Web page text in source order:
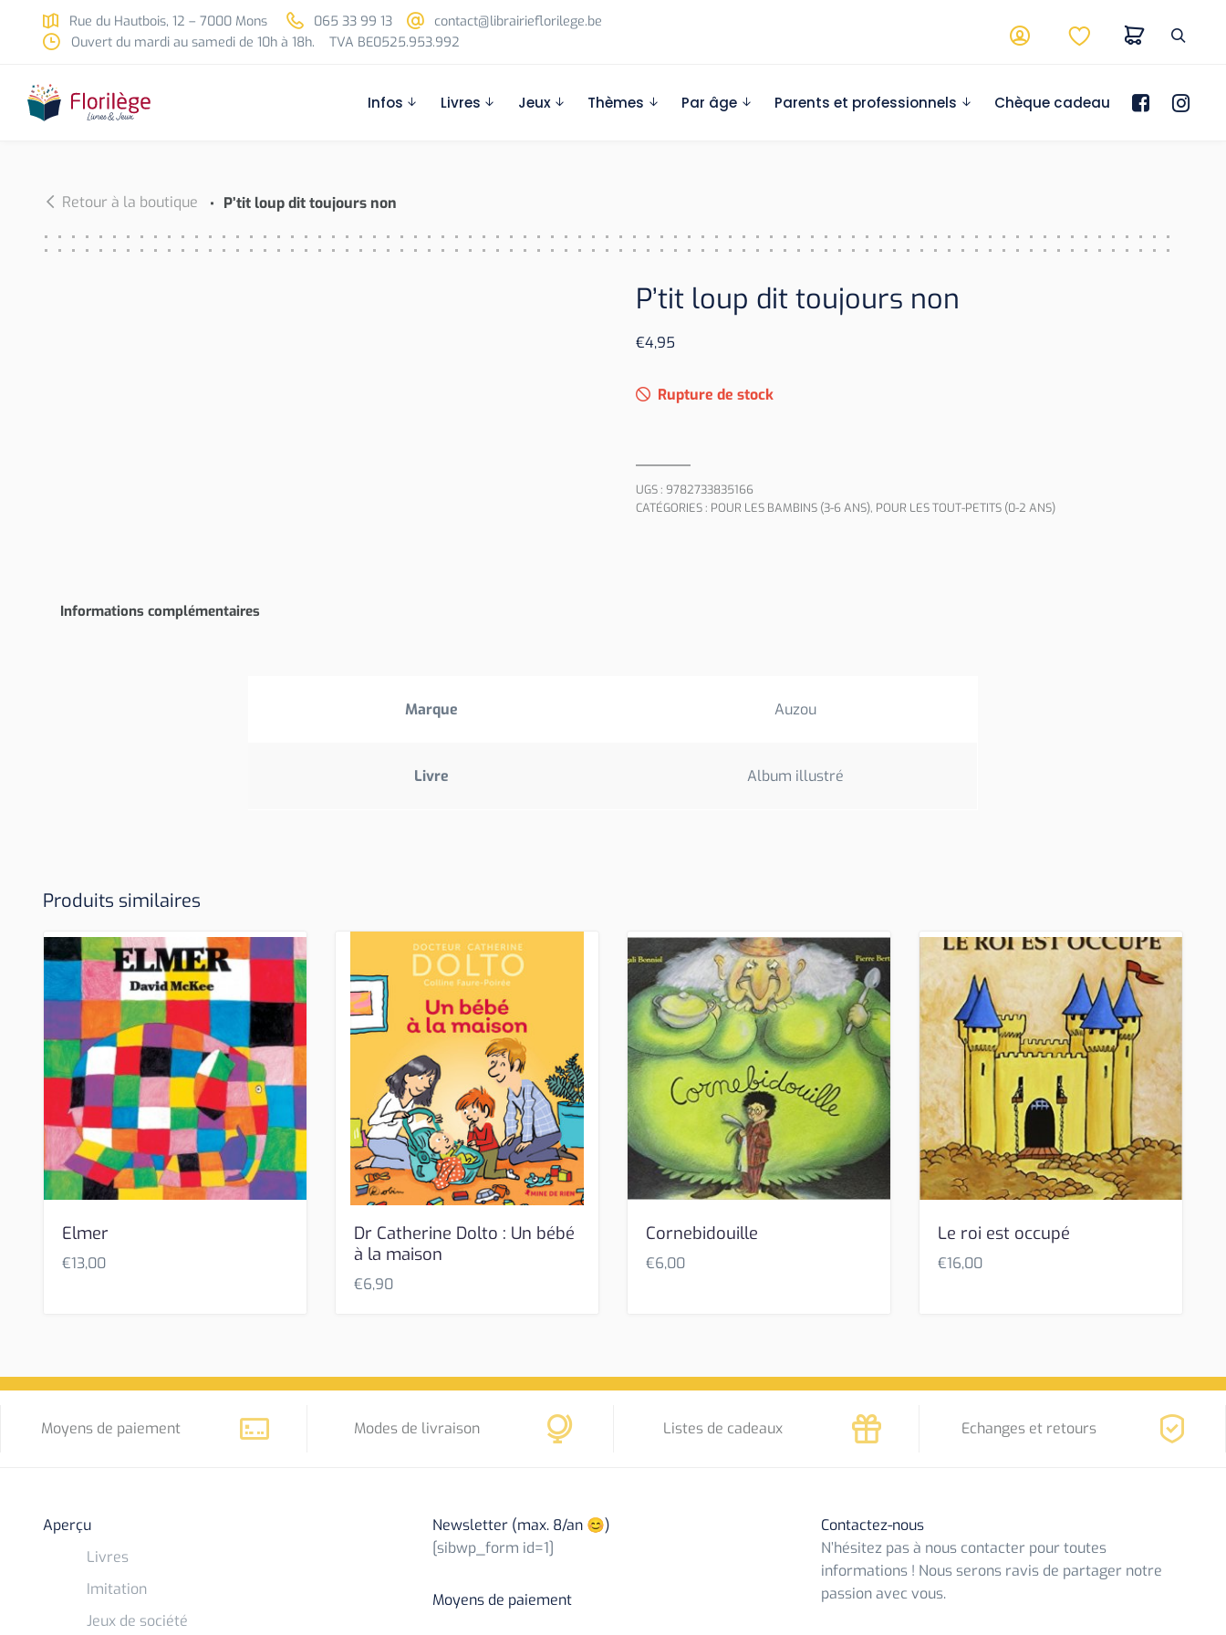
Skip to main content
Rue du Hautbois, 12 – 7000 Mons 065 33 99 13
contact@librairieflorilege.be
Ouvert du mardi au samedi de 10h à 18h.
TVA BE0525.953.992
Infos Livres Jeux Thèmes Par âge Parents et professionnels Chèque cadeau
Retour à la boutique P’tit loup dit toujours non
P’tit loup dit toujours non
€4,95
Rupture de stock
UGS : 9782733835166
CATÉGORIES : POUR LES BAMBINS (3-6 ANS), POUR LES TOUT-PETITS (0-2 ANS)
Informations complémentaires
Marque Auzou
Livre Album illustré
Produits similaires
Elmer
€13,00
Dr Catherine Dolto : Un bébé
à la maison
€6,90
Cornebidouille
€6,00
Le roi est occupé
€16,00
Moyens de paiement Modes de livraison Listes de cadeaux Echanges et retours
Aperçu
Livres
Imitation
Jeux de société
Newsletter (max. 8/an 😊)
[sibwp_form id=1]
Moyens de paiement
Contactez-nous
N’hésitez pas à nous contacter pour toutes
informations ! Nous serons ravis de partager notre
passion avec vous.